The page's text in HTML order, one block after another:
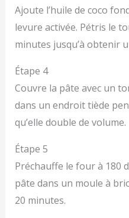
Ajoute l’huile de coco
levure activée. Pétris le
minutes jusqu’à obtenir
Étape 4
Couvre la pâte avec un
dans un endroit tiède
qu’elle double de volume.
Étape 5
Préchauffe le four à 180
pâte dans un moule à
20 minutes.